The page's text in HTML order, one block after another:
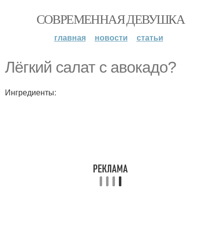
СОВРЕМЕННАЯ ДЕВУШКА
главная новости статьи
Лёгкий салат с авокадо?
Ингредиенты: